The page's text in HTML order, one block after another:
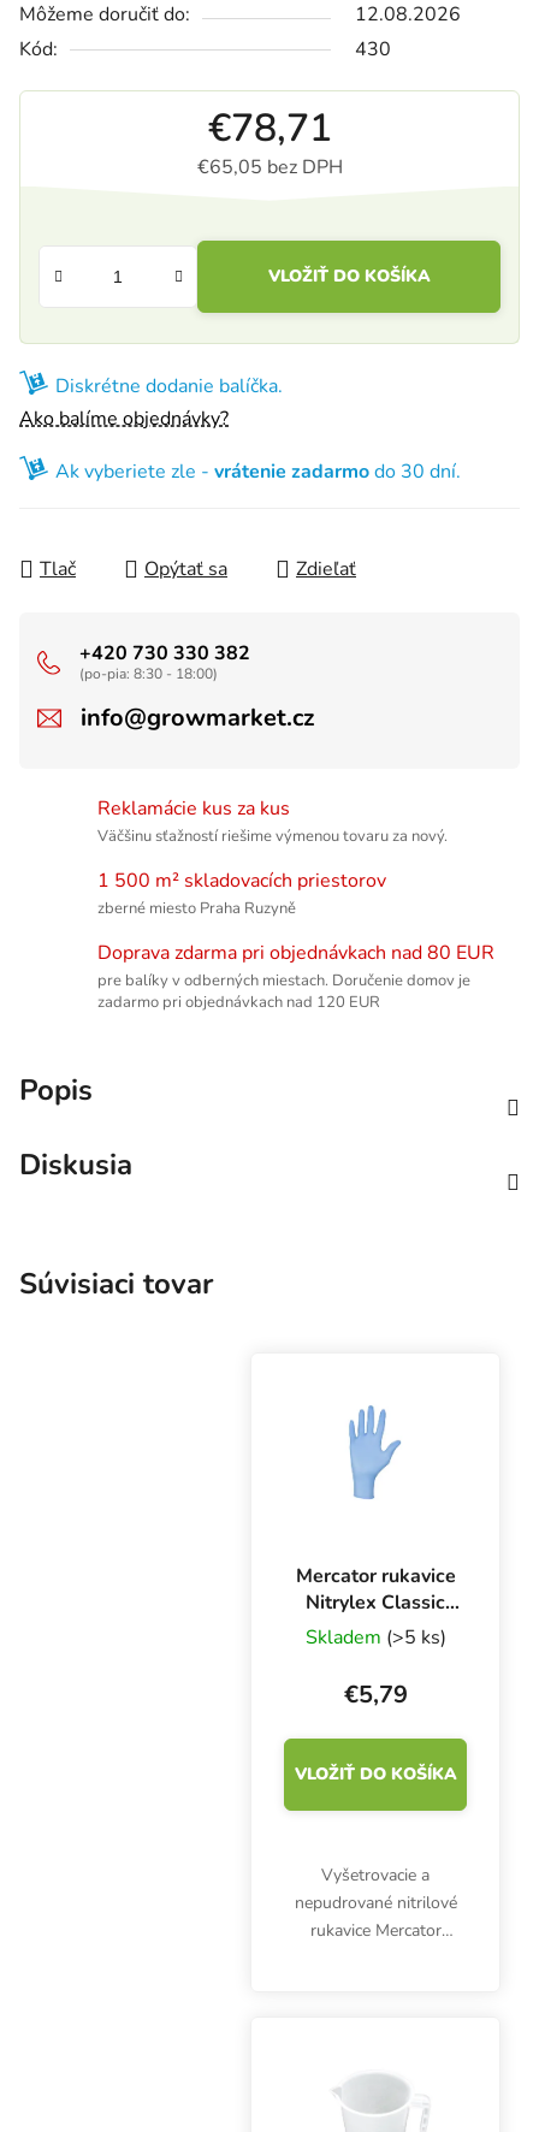
Môžeme doručiť do:
12.08.2026
Kód:
430
€78,71
€65,05 bez DPH
VLOŽIŤ DO KOŠÍKA
Diskrétne dodanie balíčka.
Ako balíme objednávky?
Ak vyberiete zle - vrátenie zadarmodo 30 dní.
Tlač Opýtať sa Zdieľať
+420 730 330 382
(po-pia: 8:30 - 18:00)
info@growmarket.cz
Reklamácie kus za kus
Väčšinu sťažností riešime výmenou tovaru za nový.
1 500 m² skladovacích priestorov
zberné miesto Praha Ruzyně
Doprava zdarma pri objednávkach nad 80 EUR
pre balíky v odberných miestach. Doručenie domov je
zadarmo pri objednávkach nad 120 EUR
Popis
Diskusia
Súvisiaci tovar
Mercator rukavice
Nitrylex Classic
BLUE XL, 100 ks
Skladem (>5 ks)
€5,79
VLOŽIŤ DO KOŠÍKA
Vyšetrovacie a
nepudrované nitrilové
rukavice Mercator
triedy I a osobné
ochranné prostriedky...